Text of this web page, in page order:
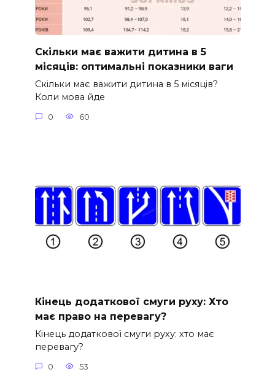
Скільки має важити дитина в 5
місяців: оптимальні показники ваги
Скільки має важити дитина в 5 місяців?
Коли мова йде
0 60
Кінець додаткової смуги руху: Хто
має право на перевагу?
Кінець додаткової смуги руху: хто має
перевагу?
0 53